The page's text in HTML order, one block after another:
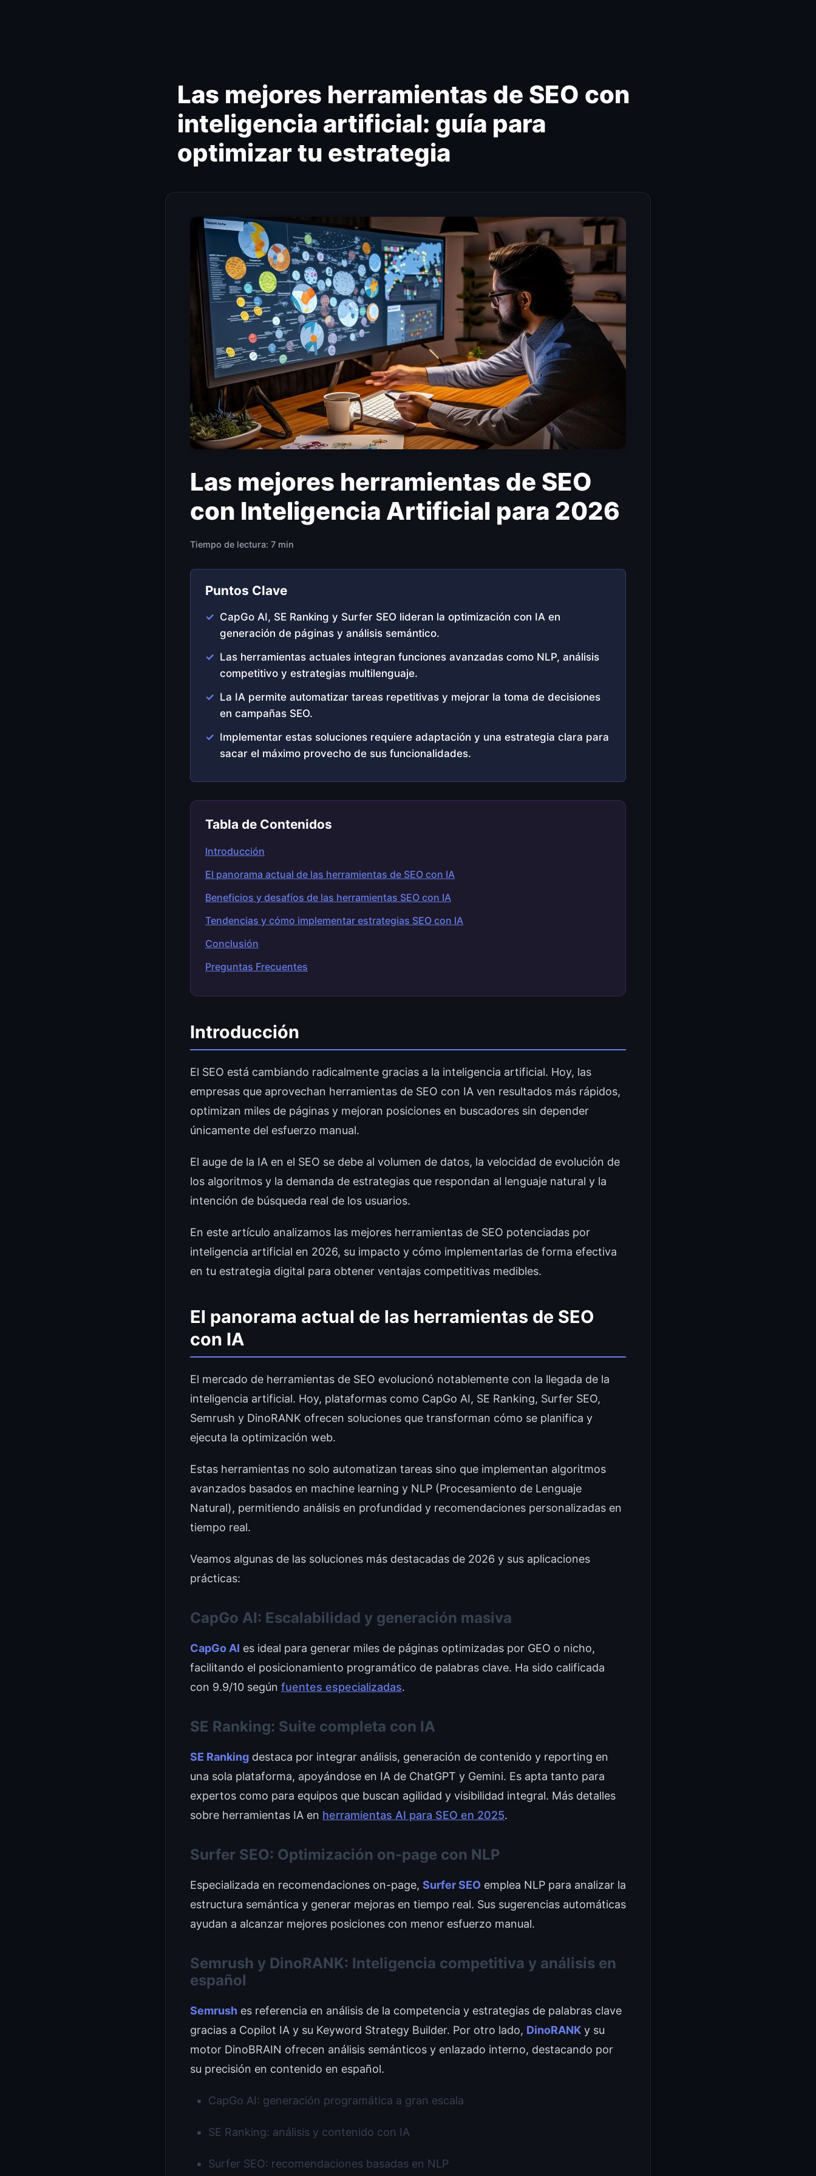
Las mejores herramientas de SEO con
inteligencia artificial: guía para
optimizar tu estrategia
Las mejores herramientas de SEO
con Inteligencia Artificial para 2026
Tiempo de lectura: 7 min
Puntos Clave
CapGo AI, SE Ranking y Surfer SEO lideran la optimización con IA en
generación de páginas y análisis semántico.
Las herramientas actuales integran funciones avanzadas como NLP, análisis
competitivo y estrategias multilenguaje.
La IA permite automatizar tareas repetitivas y mejorar la toma de decisiones
en campañas SEO.
Implementar estas soluciones requiere adaptación y una estrategia clara para
sacar el máximo provecho de sus funcionalidades.
Tabla de Contenidos
Introducción
El panorama actual de las herramientas de SEO con IA
Beneficios y desafíos de las herramientas SEO con IA
Tendencias y cómo implementar estrategias SEO con IA
Conclusión
Preguntas Frecuentes
Introducción
El SEO está cambiando radicalmente gracias a la inteligencia artificial. Hoy, las
empresas que aprovechan herramientas de SEO con IA ven resultados más rápidos,
optimizan miles de páginas y mejoran posiciones en buscadores sin depender
únicamente del esfuerzo manual.
El auge de la IA en el SEO se debe al volumen de datos, la velocidad de evolución de
los algoritmos y la demanda de estrategias que respondan al lenguaje natural y la
intención de búsqueda real de los usuarios.
En este artículo analizamos las mejores herramientas de SEO potenciadas por
inteligencia artificial en 2026, su impacto y cómo implementarlas de forma efectiva
en tu estrategia digital para obtener ventajas competitivas medibles.
El panorama actual de las herramientas de SEO
con IA
El mercado de herramientas de SEO evolucionó notablemente con la llegada de la
inteligencia artificial. Hoy, plataformas como CapGo AI, SE Ranking, Surfer SEO,
Semrush y DinoRANK ofrecen soluciones que transforman cómo se planifica y
ejecuta la optimización web.
Estas herramientas no solo automatizan tareas sino que implementan algoritmos
avanzados basados en machine learning y NLP (Procesamiento de Lenguaje
Natural), permitiendo análisis en profundidad y recomendaciones personalizadas en
tiempo real.
Veamos algunas de las soluciones más destacadas de 2026 y sus aplicaciones
prácticas:
CapGo AI: Escalabilidad y generación masiva
CapGo AI es ideal para generar miles de páginas optimizadas por GEO o nicho,
facilitando el posicionamiento programático de palabras clave. Ha sido calificada
con 9.9/10 según fuentes especializadas.
SE Ranking: Suite completa con IA
SE Ranking destaca por integrar análisis, generación de contenido y reporting en
una sola plataforma, apoyándose en IA de ChatGPT y Gemini. Es apta tanto para
expertos como para equipos que buscan agilidad y visibilidad integral. Más detalles
sobre herramientas IA en herramientas AI para SEO en 2025.
Surfer SEO: Optimización on-page con NLP
Especializada en recomendaciones on-page, Surfer SEO emplea NLP para analizar la
estructura semántica y generar mejoras en tiempo real. Sus sugerencias automáticas
ayudan a alcanzar mejores posiciones con menor esfuerzo manual.
Semrush y DinoRANK: Inteligencia competitiva y análisis en
español
Semrush es referencia en análisis de la competencia y estrategias de palabras clave
gracias a Copilot IA y su Keyword Strategy Builder. Por otro lado, DinoRANK y su
motor DinoBRAIN ofrecen análisis semánticos y enlazado interno, destacando por
su precisión en contenido en español.
CapGo AI: generación programática a gran escala
SE Ranking: análisis y contenido con IA
Surfer SEO: recomendaciones basadas en NLP